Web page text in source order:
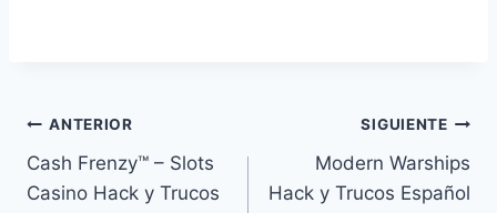
Navegación
de
ANTERIOR
Cash Frenzy™ – Slots
Casino ⁣Hack y Trucos
SIGUIENTE
Modern Warships
⁣Hack y Trucos Español